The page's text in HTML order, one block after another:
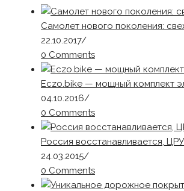
Самолет нового поколения:
22.10.2017/
0 Comments
Eczo.bike — мощный комплект
04.10.2016/
0 Comments
Россия восстанавливается,
24.03.2015/
0 Comments